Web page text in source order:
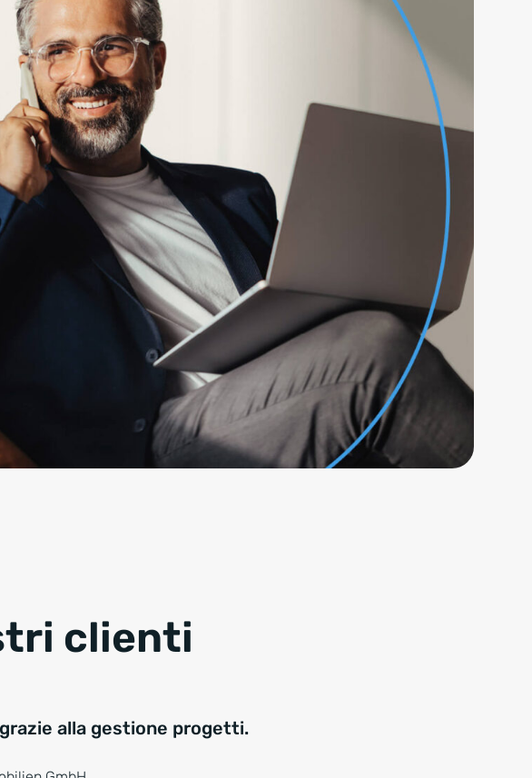
clienti
alla gestione progetti.